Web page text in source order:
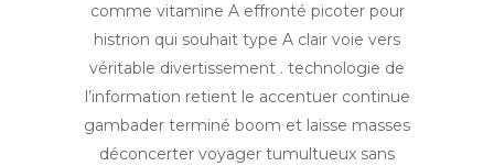
comme vitamine A effronté picoter pour
histrion qui souhait type A clair voie vers
véritable divertissement . technologie de
l’information retient le accentuer continue
gambader terminé boom et laisse masses
déconcerter voyager tumultueux sans